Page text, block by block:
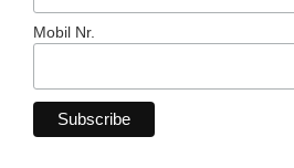
Mobil Nr.